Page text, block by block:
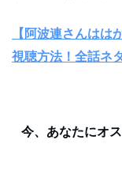
【阿波連さんはは
視聴方法！全話ネ
今、あなたにオ